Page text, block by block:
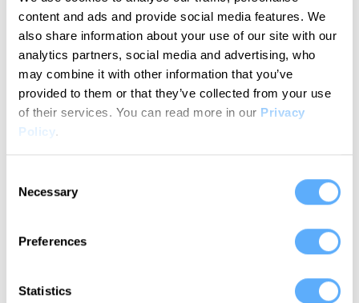
content and ads and provide social media features. We
also share information about your use of our site with our
analytics partners, social media and advertising, who
may combine it with other information that you’ve
provided to them or that they’ve collected from your use
of their services. You can read more in our Privacy
Policy.
Selection
Necessary
Preferences
Statistics
und Kopfschmerzen erspart.
Geschäftsführer
Ich finde es toll, nicht an
müssen.